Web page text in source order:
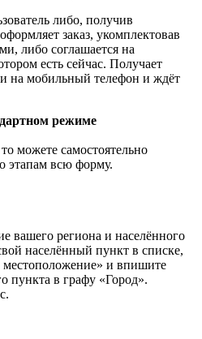
либо, получив
заказ, укомплектовав
либо соглашается на
есть сейчас. Получает
на мобильный телефон и ждёт
режиме
можете самостоятельно
этапам всю форму.
вашего региона и населённого
населённый пункт в списке,
местоположение» и впишите
пункта в графу «Город».